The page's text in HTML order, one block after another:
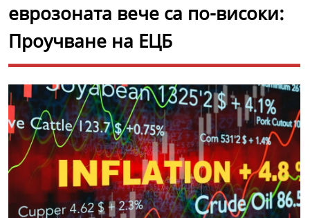
еврозоната вече са по-високи:
Проучване на ЕЦБ